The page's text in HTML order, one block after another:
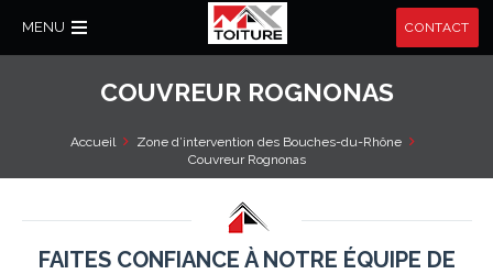
MENU CONTACT
COUVREUR ROGNONAS
Accueil
Zone d’intervention des Bouches-du-Rhône
Couvreur Rognonas
FAITES CONFIANCE À NOTRE ÉQUIPE DE